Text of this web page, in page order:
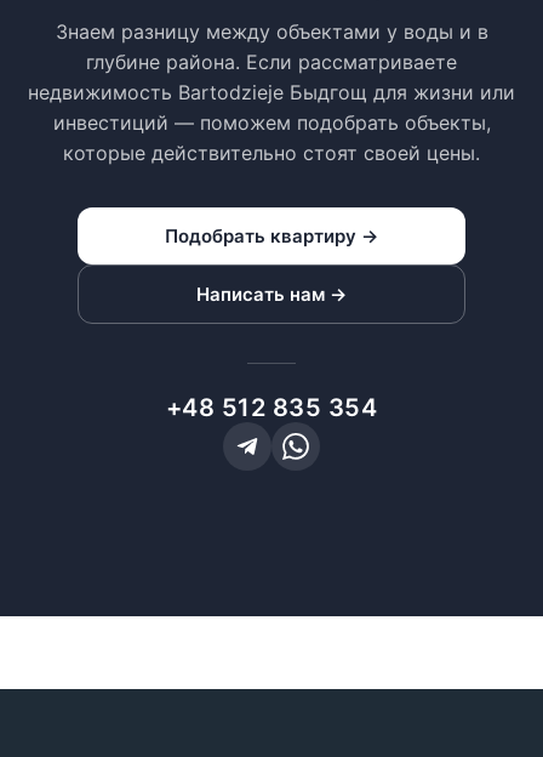
Знаем разницу между объектами у воды и в
глубине района. Если рассматриваете
недвижимость Bartodzieje Быдгощ для жизни или
инвестиций — поможем подобрать объекты,
которые действительно стоят своей цены.
Подобрать квартиру →
Написать нам →
+48 512 835 354